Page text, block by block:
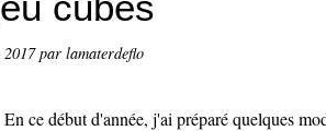
2017par lamaterdeflo
En ce début d'année, j'ai préparé quelques